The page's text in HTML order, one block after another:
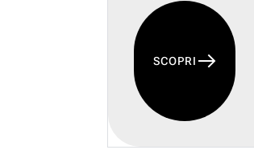
SCOPRI